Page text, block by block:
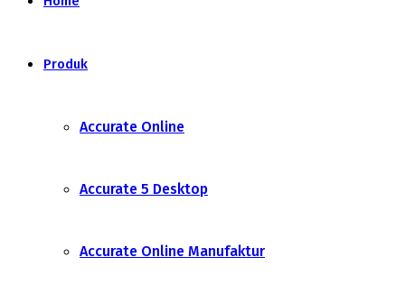
Produk
Accurate Online
Accurate 5 Desktop
Accurate Online Manufaktur